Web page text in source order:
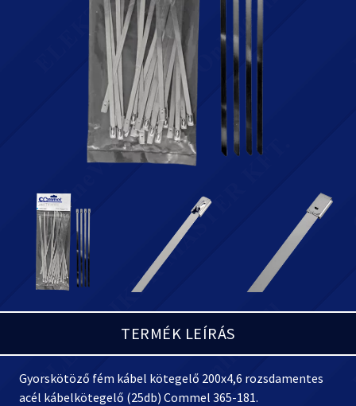
TERMÉK LEÍRÁS
Gyorskötöző fém kábel kötegelő 200x4,6 rozsdamentes
acél kábelkötegelő (25db) Commel 365-181.